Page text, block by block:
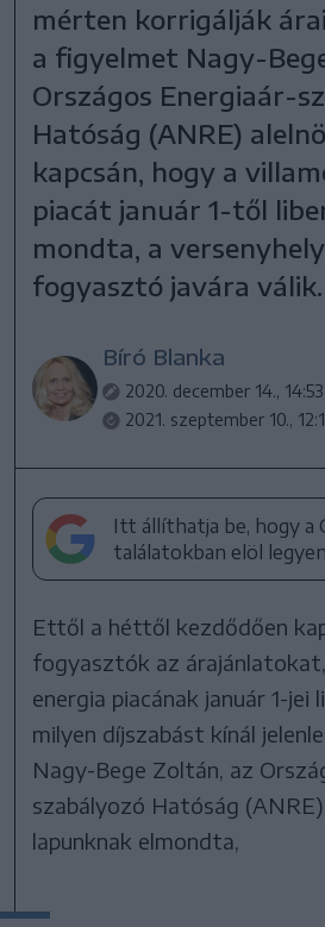
mérten korrigálják
a figyelmet Nagy-
Országos Energiaár-
Hatóság (ANRE)
kapcsán, hogy a
piacát január 1-től
mondta, a
fogyasztó javára válik.
Bíró Blanka
2020. december 14., 14:53
2021. szeptember 10.,
Itt állíthatja be, hogy a
találatokban elöl
Ettől a héttől kezdődően
fogyasztók az
energia piacának január 1-jei
milyen díjszabást kínál
Nagy-Bege Zoltán, az
szabályozó Hatóság
lapunknak elmondta,